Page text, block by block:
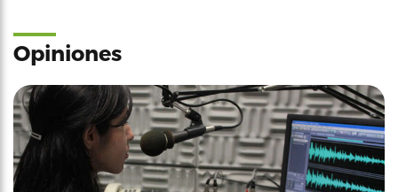
Opiniones